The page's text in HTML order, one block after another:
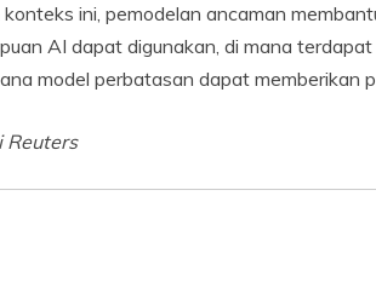
konteks ini, pemodelan ancaman
AI dapat digunakan, di mana
model perbatasan dapat memberikan
Reuters